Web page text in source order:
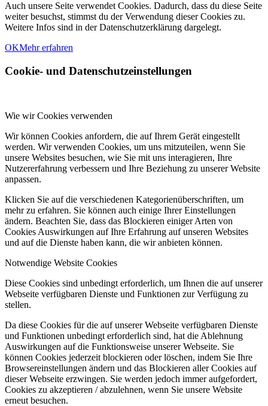
Auch unsere Seite verwendet Cookies. Dadurch, dass du diese Seite
weiter besuchst, stimmst du der Verwendung dieser Cookies zu.
Weitere Infos sind in der Datenschutzerklärung dargelegt.
OKMehr erfahren
Cookie- und Datenschutzeinstellungen
Wie wir Cookies verwenden
Wir können Cookies anfordern, die auf Ihrem Gerät eingestellt
werden. Wir verwenden Cookies, um uns mitzuteilen, wenn Sie
unsere Websites besuchen, wie Sie mit uns interagieren, Ihre
Nutzererfahrung verbessern und Ihre Beziehung zu unserer Website
anpassen.
Klicken Sie auf die verschiedenen Kategorienüberschriften, um
mehr zu erfahren. Sie können auch einige Ihrer Einstellungen
ändern. Beachten Sie, dass das Blockieren einiger Arten von
Cookies Auswirkungen auf Ihre Erfahrung auf unseren Websites
und auf die Dienste haben kann, die wir anbieten können.
Notwendige Website Cookies
Diese Cookies sind unbedingt erforderlich, um Ihnen die auf unserer
Webseite verfügbaren Dienste und Funktionen zur Verfügung zu
stellen.
Da diese Cookies für die auf unserer Webseite verfügbaren Dienste
und Funktionen unbedingt erforderlich sind, hat die Ablehnung
Auswirkungen auf die Funktionsweise unserer Webseite. Sie
können Cookies jederzeit blockieren oder löschen, indem Sie Ihre
Browsereinstellungen ändern und das Blockieren aller Cookies auf
dieser Webseite erzwingen. Sie werden jedoch immer aufgefordert,
Cookies zu akzeptieren / abzulehnen, wenn Sie unsere Website
erneut besuchen.